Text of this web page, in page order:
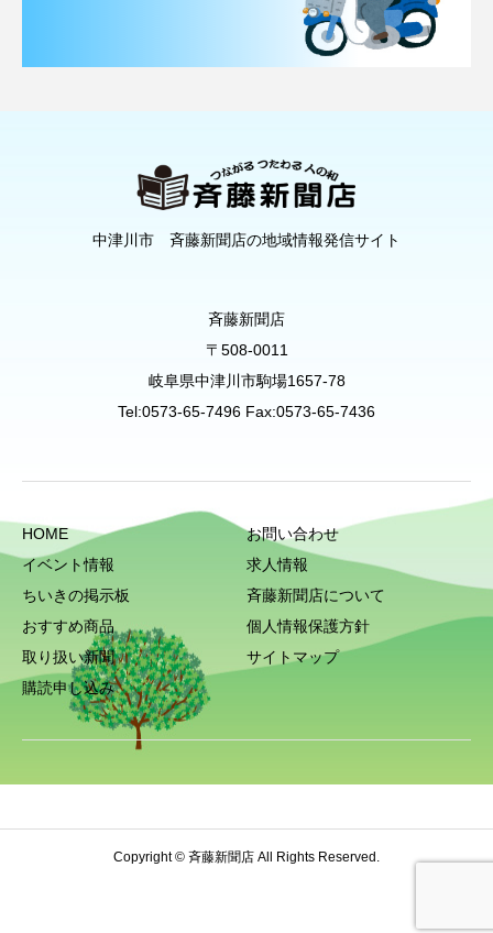
中津川市 斉藤新聞店の地域情報発信サイト
斉藤新聞店
〒508-0011
岐阜県中津川市駒場1657-78
Tel:0573-65-7496 Fax:0573-65-7436
HOME
イベント情報
ちいきの掲示板
おすすめ商品
取り扱い新聞
購読申し込み
お問い合わせ
求人情報
斉藤新聞店について
個人情報保護方針
サイトマップ
Copyright © 斉藤新聞店 All Rights Reserved.
お問い合わせ